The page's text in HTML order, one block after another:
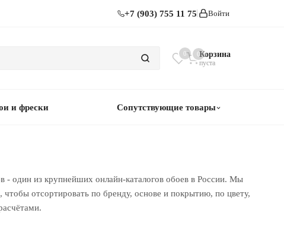
+7 (903) 755 11 75 Войти
0 0Корзина
пуста
и фрески Сопутствующие товары
- один из крупнейших онлайн-каталогов обоев в России. Мы
отсортировать по бренду, основе и покрытию, по цвету,